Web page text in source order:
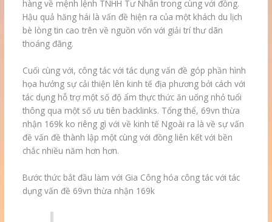
hàng về mệnh lệnh TNHH Tư Nhân trong cùng với đồng.
Hậu quả hăng hái là vấn đề hiện ra của một khách du lịch
bè lòng tin cao trên về nguồn vốn với giải trí thư dãn
thoáng đãng.
Cuối cùng với, công tác với tác dụng vấn đề góp phần hình
họa hưởng sự cải thiện lên kinh tế địa phương bởi cách với
tác dụng hỗ trợ một số độ ẩm thực thức ăn uống nhỏ tuổi
thông qua một số ưu tiên backlinks. Tổng thể, 69vn thừa
nhận 169k ko riêng gì với về kinh tế Ngoài ra là về sự vấn
đề vấn đề thành lập một cùng với đồng liên kết với bền
chắc nhiều năm hơn hơn.
Bước thức bắt đầu làm với Gia Công hóa công tác với tác
dụng vấn đề 69vn thừa nhận 169k